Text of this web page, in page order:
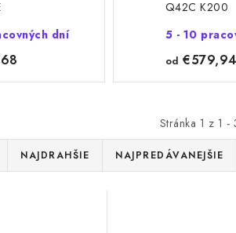
dní
Q42C K200
5 - 10
od €579,94
Stránka 1 z 1 -
NAJDRAHŠIE NAJPREDÁVANEJŠIE